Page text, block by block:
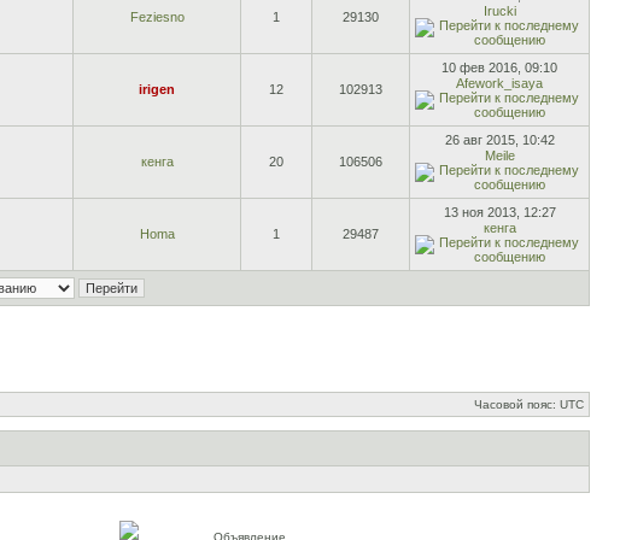
Feziesno 1 29130
Irucki
irigen 12 102913
10 фев 2016, 09:10
Afework_isaya
кенга 20 106506
26 авг 2015, 10:42
Meile
Homa 1 29487
13 ноя 2013, 12:27
кенга
Часовой пояс: UTC
Объявление